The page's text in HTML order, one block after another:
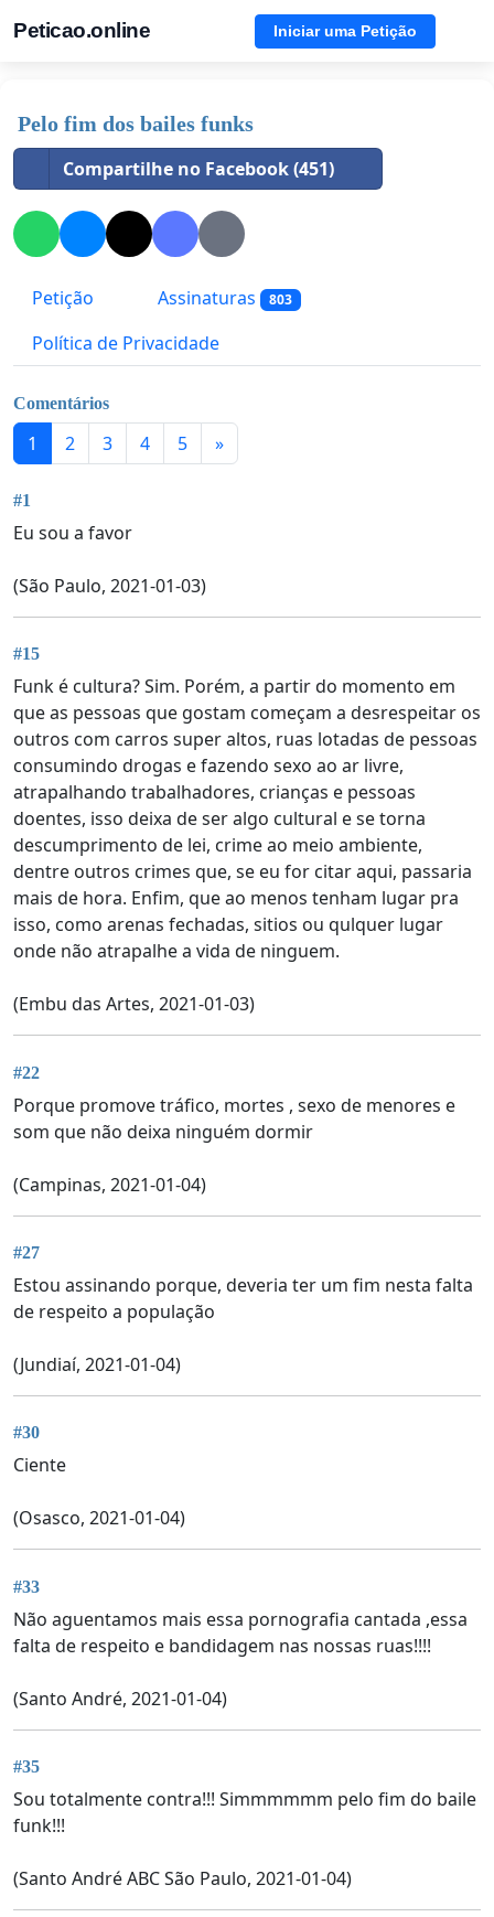
Peticao.online Iniciar uma Petição
Pelo fim dos bailes funks
Compartilhe no Facebook (451)
Petição Assinaturas 803
Política de Privacidade
Comentários
1 2 3 4 5 »
#1
Eu sou a favor
(São Paulo, 2021-01-03)
#15
Funk é cultura? Sim. Porém, a partir do momento em
que as pessoas que gostam começam a desrespeitar os
outros com carros super altos, ruas lotadas de pessoas
consumindo drogas e fazendo sexo ao ar livre,
atrapalhando trabalhadores, crianças e pessoas
doentes, isso deixa de ser algo cultural e se torna
descumprimento de lei, crime ao meio ambiente,
dentre outros crimes que, se eu for citar aqui, passaria
mais de hora. Enfim, que ao menos tenham lugar pra
isso, como arenas fechadas, sitios ou qulquer lugar
onde não atrapalhe a vida de ninguem.
(Embu das Artes, 2021-01-03)
#22
Porque promove tráfico, mortes , sexo de menores e
som que não deixa ninguém dormir
(Campinas, 2021-01-04)
#27
Estou assinando porque, deveria ter um fim nesta falta
de respeito a população
(Jundiaí, 2021-01-04)
#30
Ciente
(Osasco, 2021-01-04)
#33
Não aguentamos mais essa pornografia cantada ,essa
falta de respeito e bandidagem nas nossas ruas!!!!
(Santo André, 2021-01-04)
#35
Sou totalmente contra!!! Simmmmmm pelo fim do baile
funk!!!
(Santo André ABC São Paulo, 2021-01-04)